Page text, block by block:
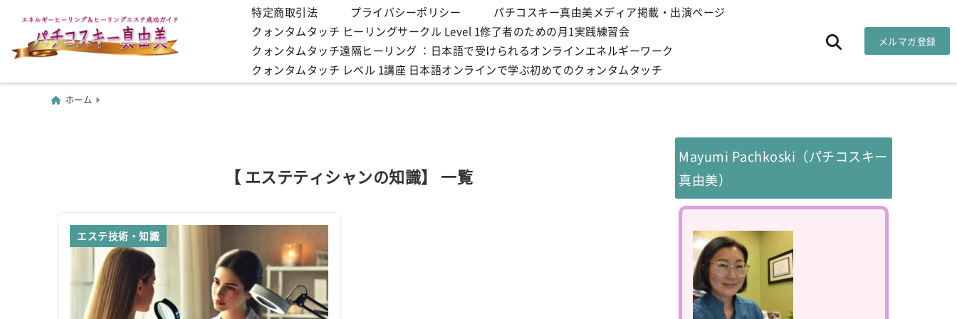
特定商取引法 プライバシーポリシー
パチコスキー真由美メディア掲載・出演ページ
クォンタムタッチ ヒーリングサークル Level 1修了者のための月1実践練習会
クォンタムタッチ遠隔ヒーリング ：日本語で受けられるオンラインエネルギーワーク
クォンタムタッチ レベル 1講座 日本語オンラインで学ぶ初めてのクォンタムタッチ
メルマガ登録
ホーム
【 エステティシャンの知識】 一覧
エステ技術・知識
Mayumi Pachkoski（パチコスキー
真由美）